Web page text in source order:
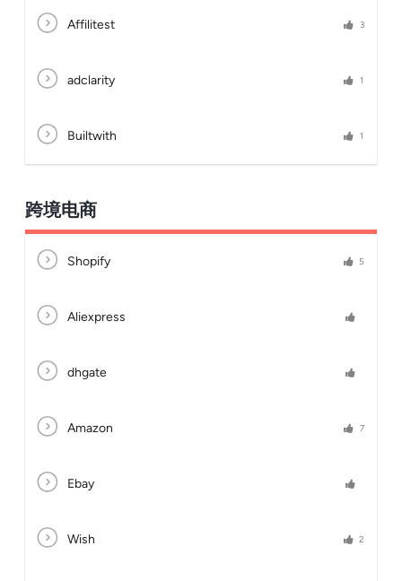
Affilitest 3
adclarity 1
Builtwith 1
跨境电商
Shopify 5
Aliexpress
dhgate
Amazon 7
Ebay
Wish 2